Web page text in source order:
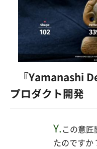
『Yamanashi
プロダクト開発
Y.この意
たのですか